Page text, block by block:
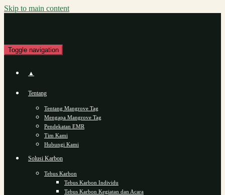
Skip to main content
Toggle navigation
▲
Tentang
Tentang Mangrove Tag
Mengapa Mangrove Tag
Pendekatan EMR
Tim Kami
Hubungi Kami
Solusi Karbon
Tebus Karbon
Tebus Karbon Individu
Tebus Karbon Kegiatan dan Acara